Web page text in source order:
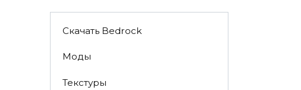
Скачать Bedrock
Моды
Текстуры